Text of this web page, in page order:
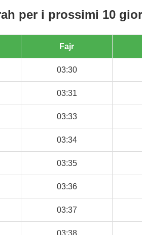
per i prossimi 10
Fajr
03:30
03:31
03:33
03:34
03:35
03:36
03:37
03:38